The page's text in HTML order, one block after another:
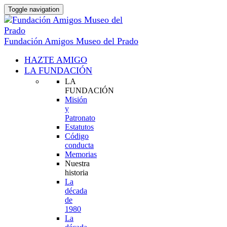
Toggle navigation
Fundación Amigos Museo del Prado
HAZTE AMIGO
LA FUNDACIÓN
LA
FUNDACIÓN
Misión
y
Patronato
Estatutos
Código
conducta
Memorias
Nuestra
historia
La
década
de
1980
La